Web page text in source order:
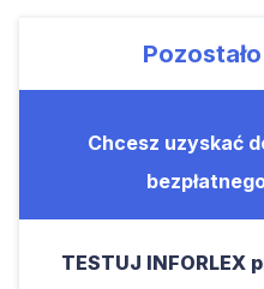
Pozostało
Chcesz uzyskać
TESTUJ INFORLEX